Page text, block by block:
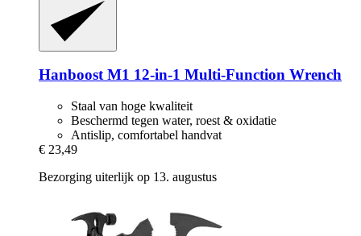
HanboostM1 12-​in-​1 Multi-​Function Wrench
Staal van hoge kwaliteit
Beschermd tegen water, roest & oxidatie
Antislip, comfortabel handvat
€ 23,49
Bezorging uiterlijk op 13. augustus